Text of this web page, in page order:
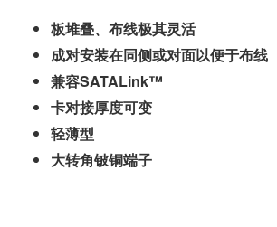
板堆叠、布线极其灵活
成对安装在同侧或对面以便于布线
兼容SATALink™
卡对接厚度可变
轻薄型
大转角铍铜端子